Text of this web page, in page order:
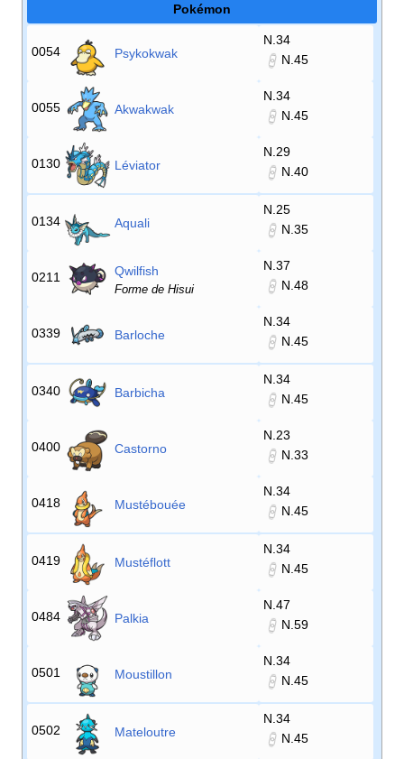
Pokémon
0054 Psykokwak
N.34
N.45
0055 Akwakwak
N.34
N.45
0130 Léviator
N.29
N.40
0134 Aquali
N.25
N.35
0211 Qwilfish
Forme de Hisui
N.37
N.48
0339 Barloche
N.34
N.45
0340 Barbicha
N.34
N.45
0400 Castorno
N.23
N.33
0418 Mustébouée
N.34
N.45
0419 Mustéflott
N.34
N.45
0484 Palkia
N.47
N.59
0501 Moustillon
N.34
N.45
0502 Mateloutre
N.34
N.45